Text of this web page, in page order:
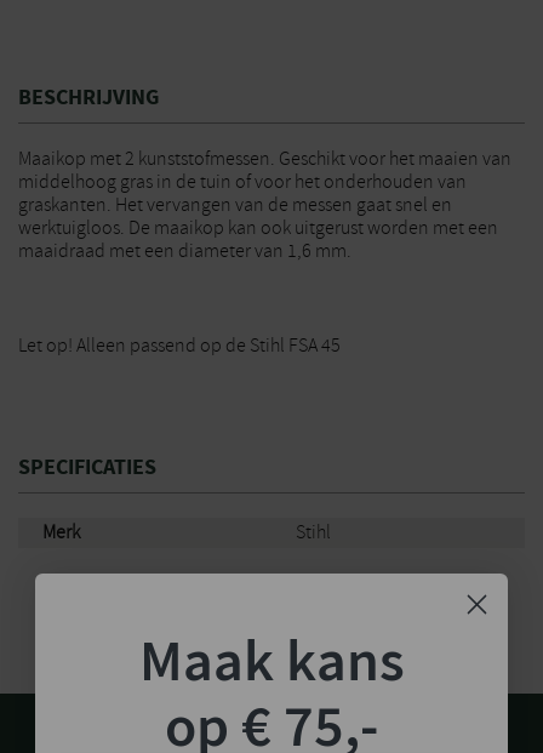
BESCHRIJVING
Maaikop met 2 kunststofmessen. Geschikt voor het maaien van
middelhoog gras in de tuin of voor het onderhouden van
graskanten. Het vervangen van de messen gaat snel en
werktuigloos. De maaikop kan ook uitgerust worden met een
maaidraad met een diameter van 1,6 mm.
Let op! Alleen passend op de Stihl FSA 45
SPECIFICATIES
Merk Stihl
Maak kans
op € 75,-